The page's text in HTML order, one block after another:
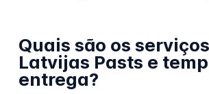
Quais são os
Latvijas Pasts e
entrega?